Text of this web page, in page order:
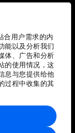
合用户需求的内
能以及分析我们
体、广告和分析
的使用情况，这
息与您提供给他
过程中收集的其